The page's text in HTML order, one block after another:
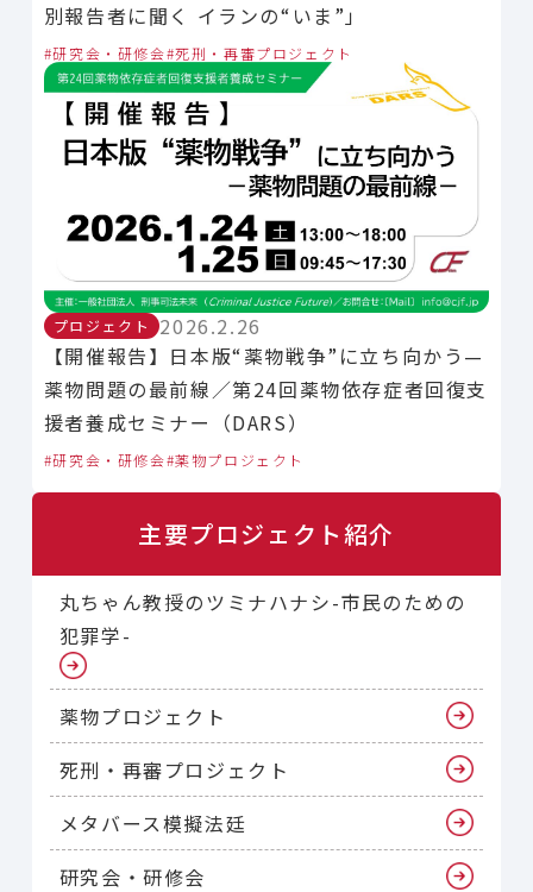
別報告者に聞く イランの“いま”」
研究会・研修会 死刑・再審プロジェクト
プロジェクト
2026.2.26
【開催報告】日本版“薬物戦争”に立ち向かう—
薬物問題の最前線／第24回薬物依存症者回復支
援者養成セミナー（DARS）
研究会・研修会 薬物プロジェクト
主要プロジェクト紹介
丸ちゃん教授のツミナハナシ-市民のための
犯罪学-
薬物プロジェクト
死刑・再審プロジェクト
メタバース模擬法廷
研究会・研修会